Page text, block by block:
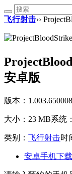
飞行射击››
安卓版
版本：1.003.650008
大小：23 MB系统
类别： 飞行射击时
安卓手机下载